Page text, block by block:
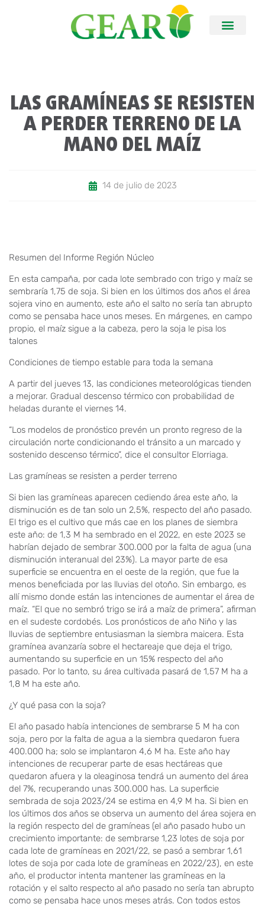
LAS GRAMÍNEAS SE RESISTEN
A PERDER TERRENO DE LA
MANO DEL MAÍZ
14 de julio de 2023
Resumen del Informe Región Núcleo
En esta campaña, por cada lote sembrado con trigo y maíz se
sembraría 1,75 de soja. Si bien en los últimos dos años el área
sojera vino en aumento, este año el salto no sería tan abrupto
como se pensaba hace unos meses. En márgenes, en campo
propio, el maíz sigue a la cabeza, pero la soja le pisa los
talones
Condiciones de tiempo estable para toda la semana
A partir del jueves 13, las condiciones meteorológicas tienden
a mejorar. Gradual descenso térmico con probabilidad de
heladas durante el viernes 14.
“Los modelos de pronóstico prevén un pronto regreso de la
circulación norte condicionando el tránsito a un marcado y
sostenido descenso térmico”, dice el consultor Elorriaga.
Las gramíneas se resisten a perder terreno
Si bien las gramíneas aparecen cediendo área este año, la
disminución es de tan solo un 2,5%, respecto del año pasado.
El trigo es el cultivo que más cae en los planes de siembra
este año: de 1,3 M ha sembrado en el 2022, en este 2023 se
habrían dejado de sembrar 300.000 por la falta de agua (una
disminución interanual del 23%). La mayor parte de esa
superficie se encuentra en el oeste de la región, que fue la
menos beneficiada por las lluvias del otoño. Sin embargo, es
allí mismo donde están las intenciones de aumentar el área de
maíz. “El que no sembró trigo se irá a maíz de primera”, afirman
en el sudeste cordobés. Los pronósticos de año Niño y las
lluvias de septiembre entusiasman la siembra maicera. Esta
gramínea avanzaría sobre el hectareaje que deja el trigo,
aumentando su superficie en un 15% respecto del año
pasado. Por lo tanto, su área cultivada pasará de 1,57 M ha a
1,8 M ha este año.
¿Y qué pasa con la soja?
El año pasado había intenciones de sembrarse 5 M ha con
soja, pero por la falta de agua a la siembra quedaron fuera
400.000 ha; solo se implantaron 4,6 M ha. Este año hay
intenciones de recuperar parte de esas hectáreas que
quedaron afuera y la oleaginosa tendrá un aumento del área
del 7%, recuperando unas 300.000 has. La superficie
sembrada de soja 2023/24 se estima en 4,9 M ha. Si bien en
los últimos dos años se observa un aumento del área sojera en
la región respecto del de gramíneas (el año pasado hubo un
crecimiento importante: de sembrarse 1,23 lotes de soja por
cada lote de gramíneas en 2021/22, se pasó a sembrar 1,61
lotes de soja por cada lote de gramíneas en 2022/23), en este
año, el productor intenta mantener las gramíneas en la
rotación y el salto respecto al año pasado no sería tan abrupto
como se pensaba hace unos meses atrás. Con todos estos